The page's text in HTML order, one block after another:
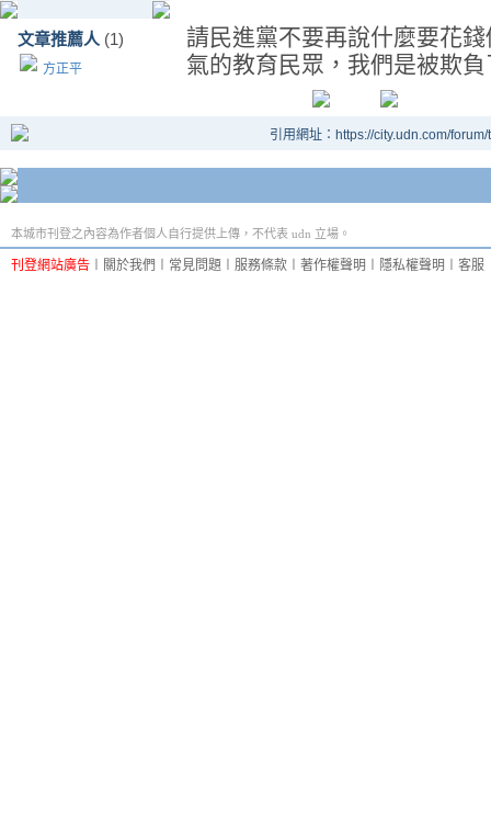
文章推薦人 (1)
方正平
請民進黨不要再說什麼要花
氣的教育民眾，我們是被欺負
引用網址：https://city.udn.com/
本城市刊登之內容為作者個人自行提供上傳，不代表 udn 立場。
刊登網站廣告 關於我們 常見問題 服務條款 著作權聲明 隱私權聲明 客服